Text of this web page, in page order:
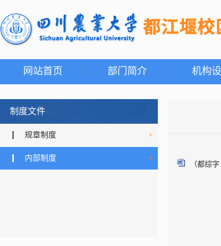
网站首页 部门简介 机构
制度文件
规章制度 +
内部制度 +
（都综